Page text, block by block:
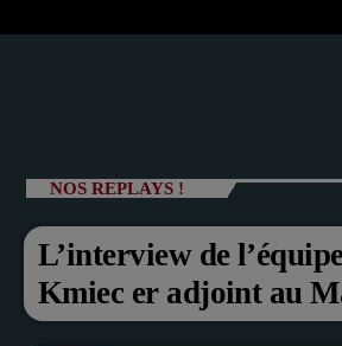
NOS REPLAYS !
L’interview de
Kmiec er adjoint au